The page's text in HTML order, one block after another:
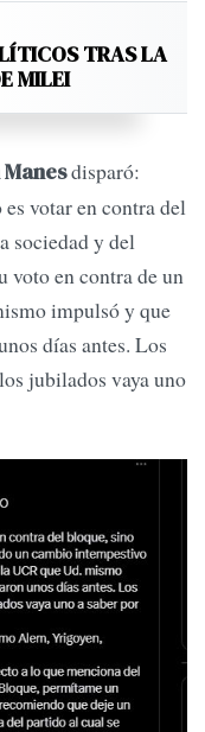
TRAS LA
MILEI
Manesdisparó:
votar en contra del
sociedad y del
voto en contra de un
impulsó y que
días antes. Los
jubilados vaya uno